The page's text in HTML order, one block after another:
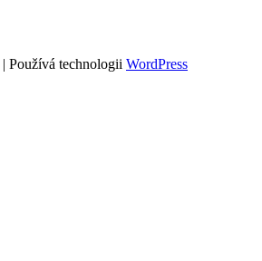
| Používá technologii WordPress